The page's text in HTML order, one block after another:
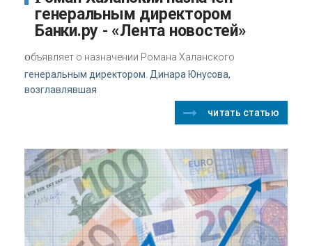
генеральным директором
Банки.ру - «Лента новостей»
объявляет о назначении Романа Халанского
генеральным директором. Динара Юнусова,
возглавлявшая
читать статью